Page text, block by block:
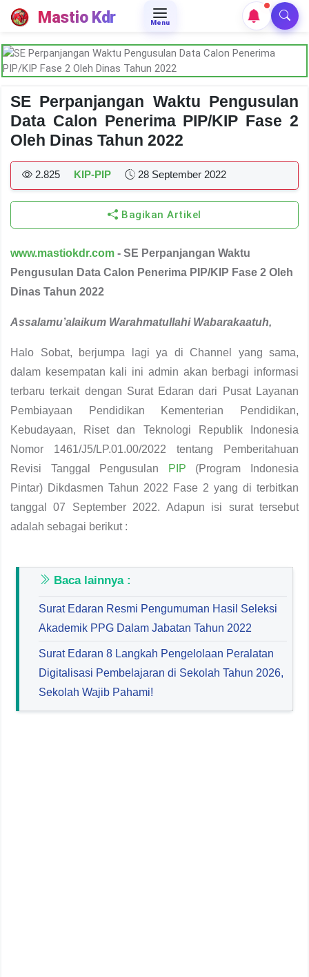
Mastio Kdr Menu
SE Perpanjangan Waktu Pengusulan
Data Calon Penerima PIP/KIP Fase 2
Oleh Dinas Tahun 2022
2.825 KIP-PIP 28 September 2022
Bagikan Artikel
www.mastiokdr.com - SE Perpanjangan Waktu
Pengusulan Data Calon Penerima PIP/KIP Fase 2 Oleh
Dinas Tahun 2022
Assalamu’alaikum Warahmatullahi Wabarakaatuh,
Halo Sobat, berjumpa lagi ya di Channel yang sama,
dalam kesempatan kali ini admin akan berbagi informasi
terbaru terkait dengan Surat Edaran dari Pusat Layanan
Pembiayaan Pendidikan Kementerian Pendidikan,
Kebudayaan, Riset dan Teknologi Republik Indonesia
Nomor 1461/J5/LP.01.00/2022 tentang Pemberitahuan
Revisi Tanggal Pengusulan
PIP (Program Indonesia
Pintar) Dikdasmen Tahun 2022 Fase 2 yang di terbitkan
tanggal 07 September 2022. Adapun isi surat tersebut
adalah sebagai berikut :
Baca lainnya :
Surat Edaran Resmi Pengumuman Hasil Seleksi
Akademik PPG Dalam Jabatan Tahun 2022
Surat Edaran 8 Langkah Pengelolaan Peralatan
Digitalisasi Pembelajaran di Sekolah Tahun 2026,
Sekolah Wajib Pahami!